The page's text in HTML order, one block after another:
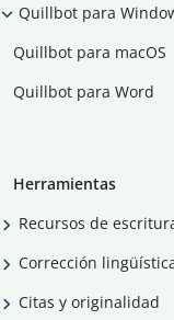
Quillbot para
Quillbot para macOS
Quillbot para Word
Herramientas
Recursos de
Corrección
Citas y originalidad